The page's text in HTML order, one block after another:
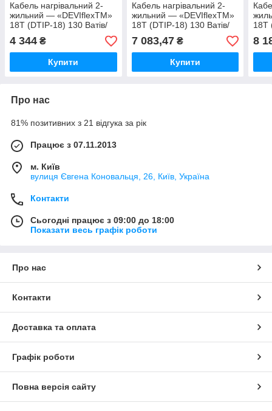
Кабель нагрівальний 2-
жильний — «DEVIflexTM»
18T (DTIP-18) 130 Ватів/
метр 18 метрів
4 344 ₴
Купити
Кабель нагрівальний 2-
жильний — «DEVIflexTM»
18T (DTIP-18) 130 Ватів/
метр 105 метрів
7 083,47₴
Купити
18T
8
Про нас
81% позитивних з 21 відгука за рік
Працює з 07.11.2013
м. Київ
вулиця Євгена Коновальця, 26, Київ, Україна
Контакти
Сьогодні працює з 09:00 до 18:00
Показати весь графік роботи
Про нас
Контакти
Доставка та оплата
Графік роботи
Повна версія сайту